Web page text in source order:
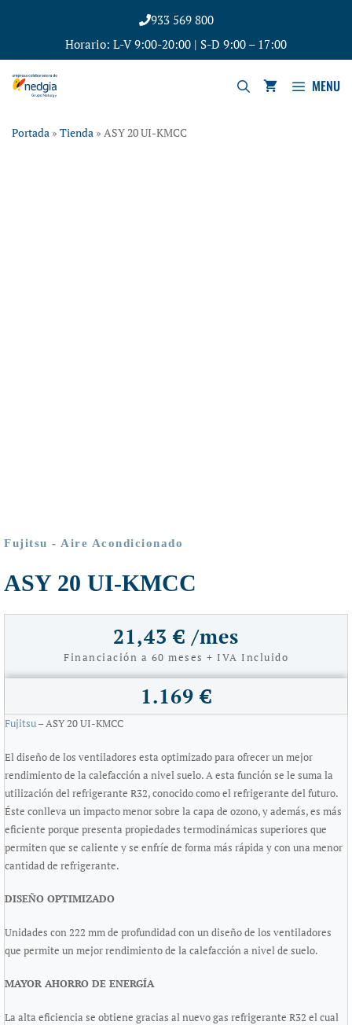
933 569 800
Horario: L-V 9:00-20:00 | S-D 9:00 – 17:00
MENU
Portada » Tienda » ASY 20 UI-KMCC
Fujitsu - Aire Acondicionado
ASY 20 UI-KMCC
21,43 € /mes
Financiación a 60 meses + IVA Incluido
1.169 €
Fujitsu– ASY 20 UI-KMCC
El diseño de los ventiladores esta optimizado para ofrecer un mejor
rendimiento de la calefacción a nivel suelo. A esta función se le suma la
utilización del refrigerante R32, conocido como el refrigerante del futuro.
Éste conlleva un impacto menor sobre la capa de ozono, y además, es más
eficiente porque presenta propiedades termodinámicas superiores que
permiten que se caliente y se enfríe de forma más rápida y con una menor
cantidad de refrigerante.
DISEÑO OPTIMIZADO
Unidades con 222 mm de profundidad con un diseño de los ventiladores
que permite un mejor rendimiento de la calefacción a nivel de suelo.
MAYOR AHORRO DE ENERGÍA
La alta eficiencia se obtiene gracias al nuevo gas refrigerante R32 el cual